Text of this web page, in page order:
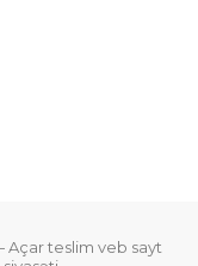
Açar teslim veb sayt